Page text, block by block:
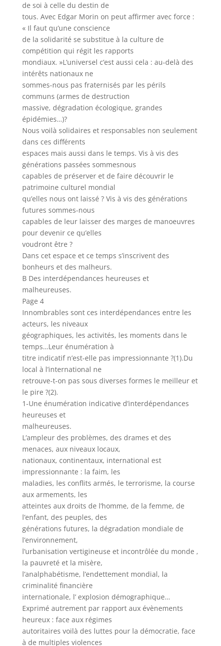
de soi à celle du destin de
tous. Avec Edgar Morin on peut affirmer avec force :
« Il faut qu’une conscience
de la solidarité se substitue à la culture de
compétition qui régit les rapports
mondiaux. »L’universel c’est aussi cela : au-delà des
intérêts nationaux ne
sommes-nous pas fraternisés par les périls
communs (armes de destruction
massive, dégradation écologique, grandes
épidémies…)?
Nous voilà solidaires et responsables non seulement
dans ces différents
espaces mais aussi dans le temps. Vis à vis des
générations passées sommesnous
capables de préserver et de faire découvrir le
patrimoine culturel mondial
qu’elles nous ont laissé ? Vis à vis des générations
futures sommes-nous
capables de leur laisser des marges de manoeuvres
pour devenir ce qu’elles
voudront être ?
Dans cet espace et ce temps s’inscrivent des
bonheurs et des malheurs.
B Des interdépendances heureuses et
malheureuses.
Page 4
Innombrables sont ces interdépendances entre les
acteurs, les niveaux
géographiques, les activités, les moments dans le
temps…Leur énumération à
titre indicatif n’est-elle pas impressionnante ?(1).Du
local à l’international ne
retrouve-t-on pas sous diverses formes le meilleur et
le pire ?(2).
1-Une énumération indicative d’interdépendances
heureuses et
malheureuses.
L’ampleur des problèmes, des drames et des
menaces, aux niveaux locaux,
nationaux, continentaux, international est
impressionnante : la faim, les
maladies, les conflits armés, le terrorisme, la course
aux armements, les
atteintes aux droits de l’homme, de la femme, de
l’enfant, des peuples, des
générations futures, la dégradation mondiale de
l’environnement,
l’urbanisation vertigineuse et incontrôlée du monde ,
la pauvreté et la misère,
l’analphabétisme, l’endettement mondial, la
criminalité financière
internationale, l’ explosion démographique…
Exprimé autrement par rapport aux évènements
heureux : face aux régimes
autoritaires voilà des luttes pour la démocratie, face
à de multiples violences